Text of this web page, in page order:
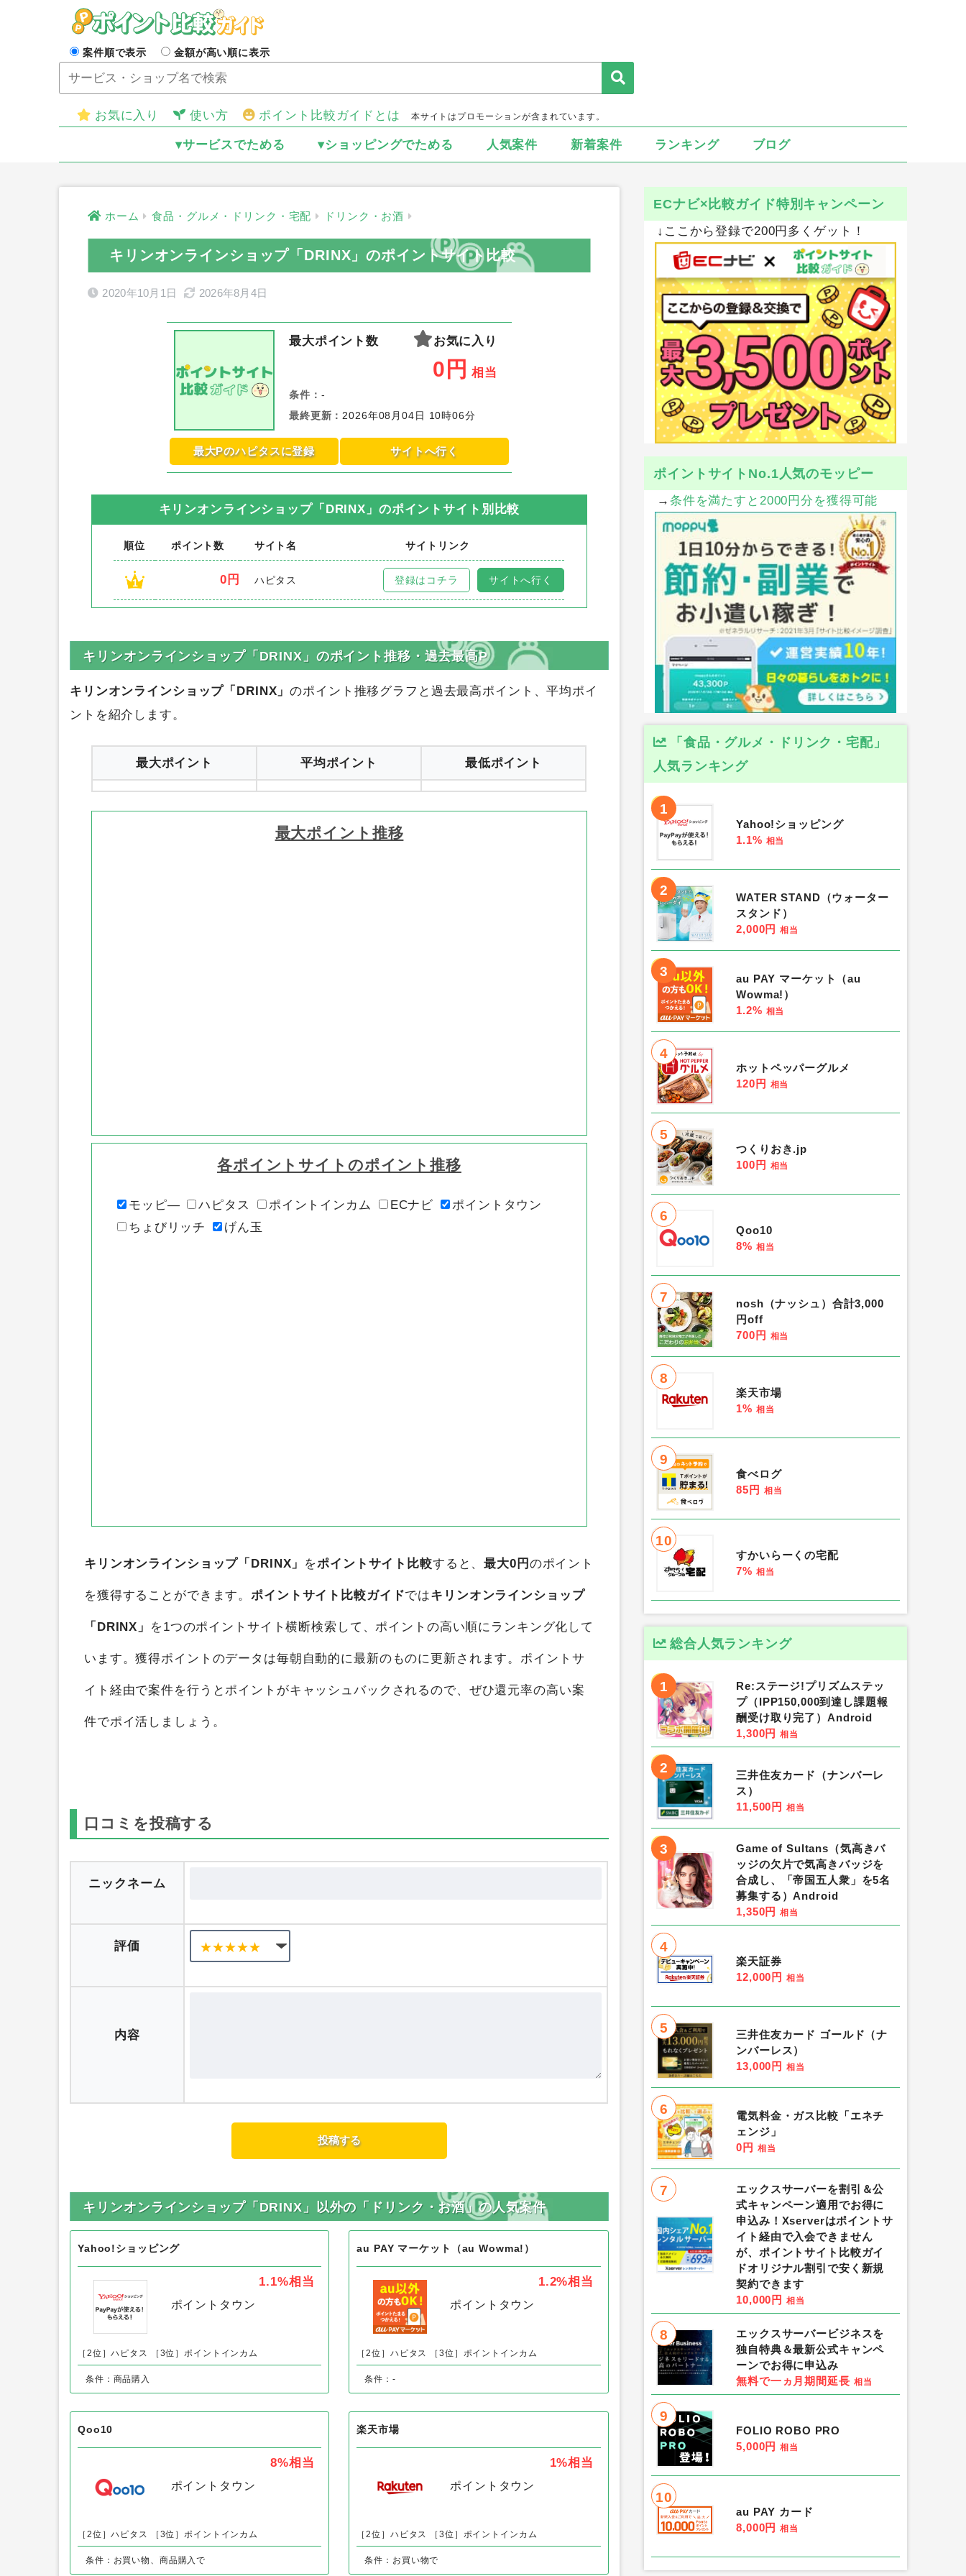
案件順で表示 金額が高い順に表示
お気に入り 使い方 ポイント比較ガイドとは 本サイトはプロモーションが含まれています。
▾サービスでためる ▾ショッピングでためる 人気案件 新着案件 ランキング ブログ
ホーム 食品・グルメ・ドリンク・宅配 ドリンク・お酒
キリンオンラインショップ「DRINX」のポイントサイト比較
2020年10月1日 2026年8月4日
最大ポイント数 お気に入り
0 円 相当
条件： -
最終更新 ： 2026年08月04日 10時06分
最大Pのハピタスに登録 サイトへ行く
キリンオンラインショップ「DRINX」 のポイントサイト別比較
順位 ポイント数 サイト名 サイトリンク
1 0円 ハピタス 登録はコチラ サイトへ行く
キリンオンラインショップ「DRINX」のポイント推移・過去最高P
キリンオンラインショップ「DRINX」のポイント推移グラフと過去最高ポイント、平均ポイ
ントを紹介します。
最大ポイント 平均ポイント 最低ポイント
最大ポイント推移
各ポイントサイトのポイント推移
モッピ― ハピタス ポイントインカム ECナビ
ポイントタウン
ちょびリッチ
げん玉
キリンオンラインショップ「DRINX」 をポイントサイト比較すると、最大0円 のポイント
を獲得することができます。ポイントサイト比較ガイドではキリンオンラインショップ
「DRINX」 を1つのポイントサイト横断検索して、ポイントの高い順にランキング化して
います。獲得ポイントのデータは毎朝自動的に最新のものに更新されます。ポイントサ
イト経由で案件を行うとポイントがキャッシュバックされるので、ぜひ還元率の高い案
件でポイ活しましょう。
口コミを投稿する
ニックネーム
評価
内容
キリンオンラインショップ「DRINX」以外の「ドリンク・お酒」の人気案件
Yahoo!ショッピング
1.1%相当
ポイントタウン
［2位］ハピタス ［3位］ポイントインカム
条件：商品購入
au PAY マーケット（au Wowma!）
1.2%相当
ポイントタウン
［2位］ハピタス ［3位］ポイントインカム
条件：-
Qoo10
8%相当
ポイントタウン
［2位］ハピタス ［3位］ポイントインカム
条件：お買い物、商品購入で
楽天市場
1%相当
ポイントタウン
［2位］ハピタス ［3位］ポイントインカム
条件：お買い物で
ECナビ×比較ガイド特別キャンペーン
↓ここから登録で200円多くゲット！
ポイントサイトNo.1人気のモッピー
→ 条件を満たすと2000円分を獲得可能
「食品・グルメ・ドリンク・宅配」
人気ランキング
1
Yahoo!ショッピング
1.1% 相当
2
WATER STAND（ウォーター
スタンド）
2,000円 相当
3
au PAY マーケット（au
Wowma!）
1.2% 相当
4
ホットペッパーグルメ
120円 相当
5
つくりおき.jp
100円 相当
6
Qoo10
8% 相当
7
nosh（ナッシュ）合計3,000
円off
700円 相当
8
楽天市場
1% 相当
9
食べログ
85円 相当
10
すかいらーくの宅配
7% 相当
総合人気ランキング
1
Re:ステージ!プリズムステッ
プ（IPP150,000到達し課題報
酬受け取り完了）Android
1,300円 相当
2
三井住友カード（ナンバーレ
ス）
11,500円 相当
3
Game of Sultans（気高きバ
ッジの欠片で気高きバッジを
合成し、「帝国五人衆」を5名
募集する）Android
1,350円 相当
4
楽天証券
12,000円 相当
5
三井住友カード ゴールド（ナ
ンバーレス）
13,000円 相当
6
電気料金・ガス比較「エネチ
ェンジ」
0円 相当
7
エックスサーバーを割引＆公
式キャンペーン適用でお得に
申込み！Xserverはポイントサ
イト経由で入会できません
が、ポイントサイト比較ガイ
ドオリジナル割引で安く新規
契約できます
10,000円 相当
8
エックスサーバービジネスを
独自特典＆最新公式キャンペ
ーンでお得に申込み
無料で一ヵ月期間延長 相当
9
FOLIO ROBO PRO
5,000円 相当
10
au PAY カード
8,000円 相当